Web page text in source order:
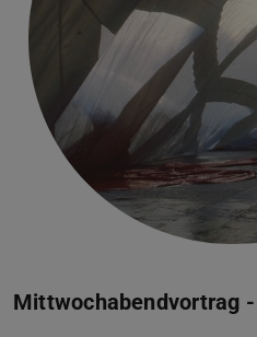
Mittwochabendvortrag